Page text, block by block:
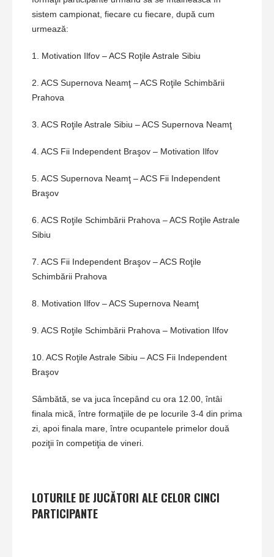
sistem campionat, fiecare cu fiecare, după cum
urmează:
1. Motivation Ilfov – ACS Roţile Astrale Sibiu
2. ACS Supernova Neamţ – ACS Roţile Schimbării
Prahova
3. ACS Roţile Astrale Sibiu – ACS Supernova Neamţ
4. ACS Fii Independent Braşov – Motivation Ilfov
5. ACS Supernova Neamţ – ACS Fii Independent
Braşov
6. ACS Roţile Schimbării Prahova – ACS Roţile Astrale
Sibiu
7. ACS Fii Independent Braşov – ACS Roţile
Schimbării Prahova
8. Motivation Ilfov – ACS Supernova Neamţ
9. ACS Roţile Schimbării Prahova – Motivation Ilfov
10. ACS Roţile Astrale Sibiu – ACS Fii Independent
Braşov
Sâmbătă, se va juca începând cu ora 12.00, întâi
finala mică, între formaţiile de pe locurile 3-4 din prima
zi, apoi finala mare, între ocupantele primelor două
poziţii în competiţia de vineri.
LOTURILE DE JUCĂTORI ALE CELOR CINCI
PARTICIPANTE